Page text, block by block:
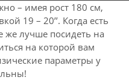
– имея рост 180 см,
19 – 20’’. Когда есть
же лучше посидеть на
на которой вам
параметры у